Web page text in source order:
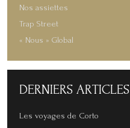
Nos assiettes
Trap Street
« Nous » Global
DERNIERS ARTICLES
Les voyages de Corto